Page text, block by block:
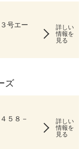
号エー
詳しい
情報を
見る
ズ
５８－
詳しい
情報を
見る